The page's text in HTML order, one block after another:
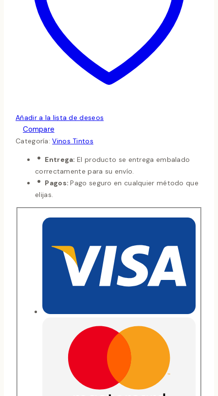
Añadir a la lista de deseos
Compare
Categoría:Vinos Tintos
Entrega:El producto se entrega embalado
correctamente para su envío.
Pagos:Pago seguro en cualquier método que
elijas.